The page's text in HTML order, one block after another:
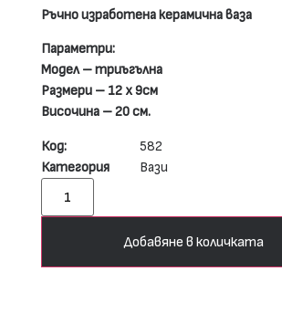
Ръчно изработена керамична ваза
Параметри:
Модел – триъгълна
Размери – 12 х 9см
Височина – 20 см.
Код:
582
Категория
Вази
Добавяне в количката